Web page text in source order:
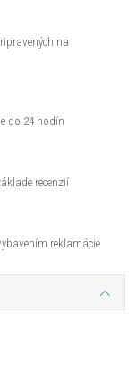
na
do 24 hodín
recenzií
reklamácie